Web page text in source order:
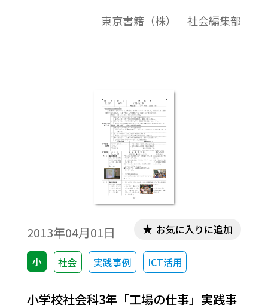
わる人々の仕事の様子や地域の人々との関
産の仕事との間に密接な関わりがあること
東京書籍（株） 社会編集部
2013年04月01日
小 社会 実践事例 ICT活用
お気に入りに追加
小学校社会科3年「工場の仕事」実践事